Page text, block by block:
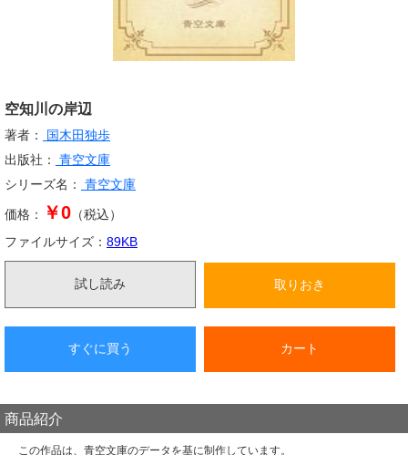
空知川の岸辺
著者：
国木田独歩
出版社：
青空文庫
シリーズ名：
青空文庫
価格： ￥0 （税込）
ファイルサイズ： 89KB
試し読み 取りおき
すぐに買う カート
商品紹介
この作品は、青空文庫のデータを基に制作しています。